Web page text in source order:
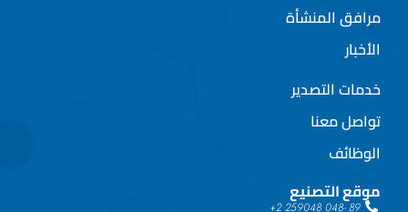
مرافق المنشأة
الأخبار
خدمات التصدير
تواصل معنا
الوظائف
موقع التصنيع
89 -048 259048 2+